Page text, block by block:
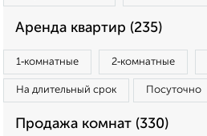
Аренда квартир (235)
1‑комнатные 2‑комнатные
На длительный срок Посуточно
Продажа комнат (330)